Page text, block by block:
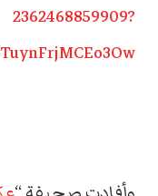
2362468859909?